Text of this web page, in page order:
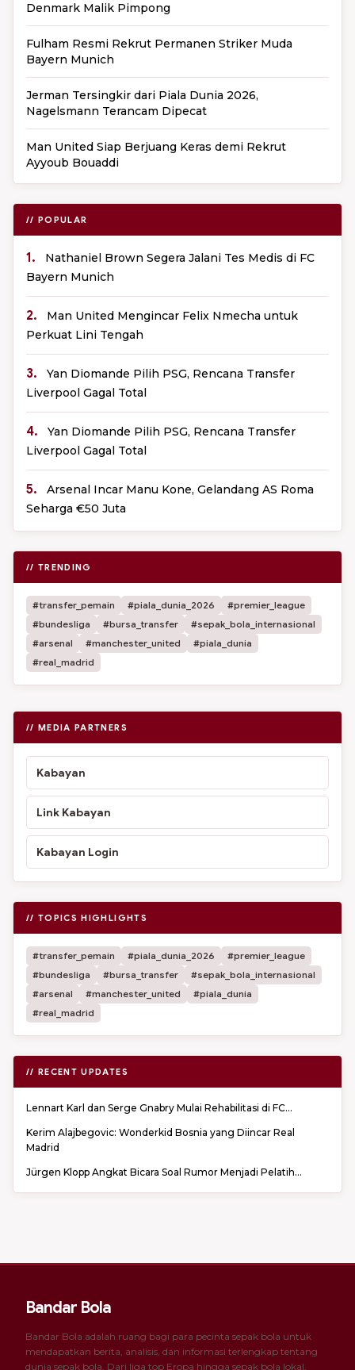
Denmark Malik Pimpong
Fulham Resmi Rekrut Permanen Striker Muda
Bayern Munich
Jerman Tersingkir dari Piala Dunia 2026,
Nagelsmann Terancam Dipecat
Man United Siap Berjuang Keras demi Rekrut
Ayyoub Bouaddi
// POPULAR
1.
Nathaniel Brown Segera Jalani Tes Medis di FC
Bayern Munich
2.
Man United Mengincar Felix Nmecha untuk
Perkuat Lini Tengah
3.
Yan Diomande Pilih PSG, Rencana Transfer
Liverpool Gagal Total
4.
Yan Diomande Pilih PSG, Rencana Transfer
Liverpool Gagal Total
5.
Arsenal Incar Manu Kone, Gelandang AS Roma
Seharga €50 Juta
// TRENDING
#transfer_pemain #piala_dunia_2026
#premier_league
#bundesliga
#bursa_transfer
#sepak_bola_internasional
#arsenal
#manchester_united
#piala_dunia
#real_madrid
// MEDIA PARTNERS
Kabayan
Link Kabayan
Kabayan Login
// TOPICS HIGHLIGHTS
#transfer_pemain #piala_dunia_2026
#premier_league
#bundesliga
#bursa_transfer
#sepak_bola_internasional
#arsenal
#manchester_united
#piala_dunia
#real_madrid
// RECENT UPDATES
Lennart Karl dan Serge Gnabry Mulai Rehabilitasi di FC...
Kerim Alajbegovic: Wonderkid Bosnia yang Diincar Real
Madrid
Jürgen Klopp Angkat Bicara Soal Rumor Menjadi Pelatih...
Bandar Bola
Bandar Bola adalah ruang bagi para pecinta sepak bola untuk
mendapatkan berita, analisis, dan informasi terlengkap tentang
dunia sepak bola. Dari liga top Eropa hingga sepak bola lokal,